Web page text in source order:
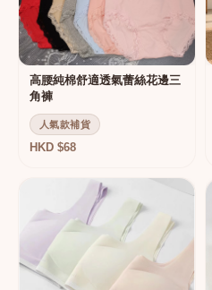
高腰純棉舒適透氣蕾絲花邊三
角褲
人氣款補貨
HKD $68